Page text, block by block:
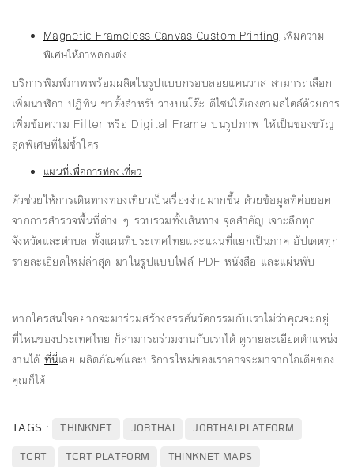
Magnetic Frameless Canvas Custom Printingเพิ่มความ
พิเศษให้ภาพตกแต่ง
บริการพิมพ์ภาพพร้อมผลิตในรูปแบบกรอบลอยแคนวาส สามารถเลือก
เพิ่มนาฬิกา ปฏิทิน ขาตั้งสำหรับวางบนโต๊ะ ดีไซน์ได้เองตามสไตล์ด้วยการ
เพิ่มข้อความ Filter หรือ Digital Frame บนรูปภาพ ให้เป็นของขวัญ
สุดพิเศษที่ไม่ซ้ำใคร
แผนที่เพื่อการท่องเที่ยว
ตัวช่วยให้การเดินทางท่องเที่ยวเป็นเรื่องง่ายมากขึ้น ด้วยข้อมูลที่ต่อยอด
จากการสำรวจพื้นที่ต่าง ๆ รวบรวมทั้งเส้นทาง จุดสำคัญ เจาะลึกทุก
จังหวัดและตำบล ทั้งแผนที่ประเทศไทยและแผนที่แยกเป็นภาค อัปเดตทุก
รายละเอียดใหม่ล่าสุด มาในรูปแบบไฟล์ PDF หนังสือ และแผ่นพับ
หากใครสนใจอยากจะมาร่วมสร้างสรรค์นวัตกรรมกับเราไม่ว่าคุณจะอยู่
ที่ไหนของประเทศไทย ก็สามารถร่วมงานกับเราได้ ดูรายละเอียดตำแหน่ง
งานได้ที่นี่เลย ผลิตภัณฑ์และบริการใหม่ของเราอาจจะมาจากไอเดียของ
คุณก็ได้
TAGS : THINKNET JOBTHAI
JOBTHAI PLATFORM
TCRT
TCRT PLATFORM
THINKNET MAPS